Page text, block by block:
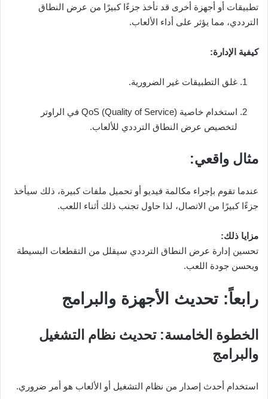
تطبيقات أو أجهزة أخرى قد تأخذ جزءًا كبيرًا من عرض النطاق
الترددي، مما يؤثر على أداء الألعاب.
كيفية الإدارة:
غلق التطبيقات غير الضرورية.
استخدام خاصية QoS (Quality of Service) في الراوتر
لتخصيص عرض النطاق الترددي للألعاب.
مثال واقعي:
عندما تقوم بإجراء مكالمة فيديو أو تحميل ملفات كبيرة، ذلك سيأخذ
جزءًا كبيرًا من الاتصال، لذا حاول تجنب ذلك أثناء اللعب.
مزايا ذلك:
تحسين إدارة عرض النطاق الترددي سيقلل من التقطعات البسيطة
ويحسن جودة اللعب.
رابعاً: تحديث الأجهزة والبرامج
الخطوة الخامسة: تحديث نظام التشغيل
والبرامج
استخدام أحدث إصدار من نظام التشغيل أو الألعاب هو أمر ضروري.